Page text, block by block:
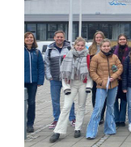
SUCHE
NACH: